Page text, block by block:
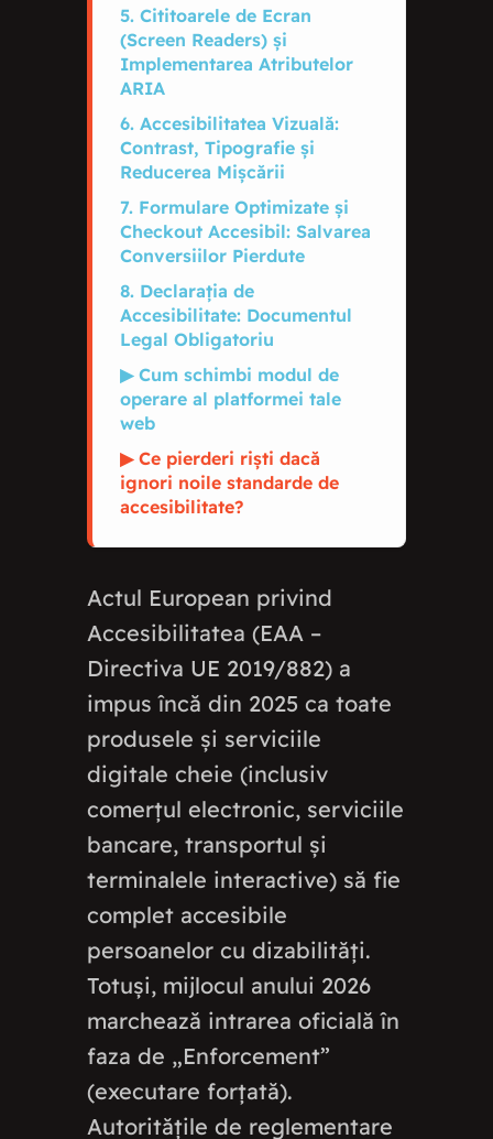
5. Cititoarele de Ecran
(Screen Readers) și
Implementarea Atributelor
ARIA
6. Accesibilitatea Vizuală:
Contrast, Tipografie și
Reducerea Mișcării
7. Formulare Optimizate și
Checkout Accesibil: Salvarea
Conversiilor Pierdute
8. Declarația de
Accesibilitate: Documentul
Legal Obligatoriu
▶ Cum schimbi modul de
operare al platformei tale
web
▶ Ce pierderi riști dacă
ignori noile standarde de
accesibilitate?
Actul European privind
Accesibilitatea (EAA –
Directiva UE 2019/882) a
impus încă din 2025 ca toate
produsele și serviciile
digitale cheie (inclusiv
comerțul electronic, serviciile
bancare, transportul și
terminalele interactive) să fie
complet accesibile
persoanelor cu dizabilități.
Totuși, mijlocul anului 2026
marchează intrarea oficială în
faza de „Enforcement”
(executare forțată).
Autoritățile de reglementare